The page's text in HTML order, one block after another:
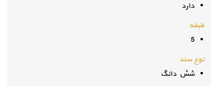
دارد
طبقه
5
نوع سند
شش دانگ